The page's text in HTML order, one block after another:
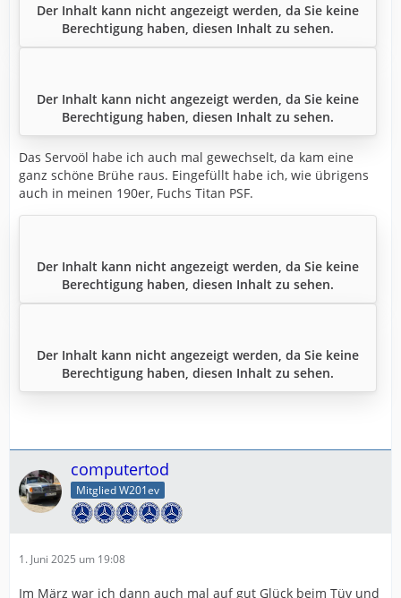
Der Inhalt kann nicht angezeigt werden, da Sie keine
Berechtigung haben, diesen Inhalt zu sehen.
Der Inhalt kann nicht angezeigt werden, da Sie keine
Berechtigung haben, diesen Inhalt zu sehen.
Das Servoöl habe ich auch mal gewechselt, da kam eine
ganz schöne Brühe raus. Eingefüllt habe ich, wie übrigens
auch in meinen 190er, Fuchs Titan PSF.
Der Inhalt kann nicht angezeigt werden, da Sie keine
Berechtigung haben, diesen Inhalt zu sehen.
Der Inhalt kann nicht angezeigt werden, da Sie keine
Berechtigung haben, diesen Inhalt zu sehen.
computertod
Mitglied W201ev
1. Juni 2025 um 19:08
Im März war ich dann auch mal auf gut Glück beim Tüv und